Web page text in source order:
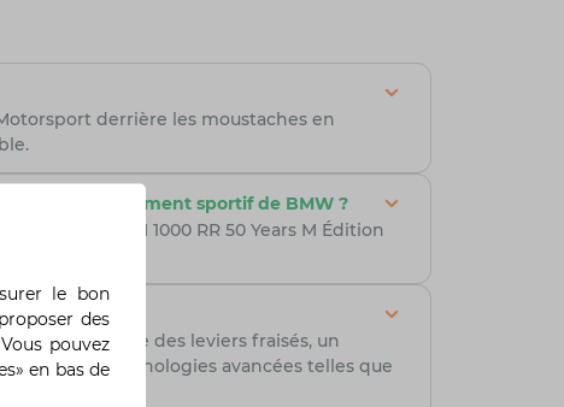
derrière les moustaches en
du département sportif de BMW ?
rouge, la M 1000 RR 50 Years M Édition
moderne.
?
telles que des leviers fraisés, un
de technologies avancées telles que
le bon
des
pouvez
en bas de